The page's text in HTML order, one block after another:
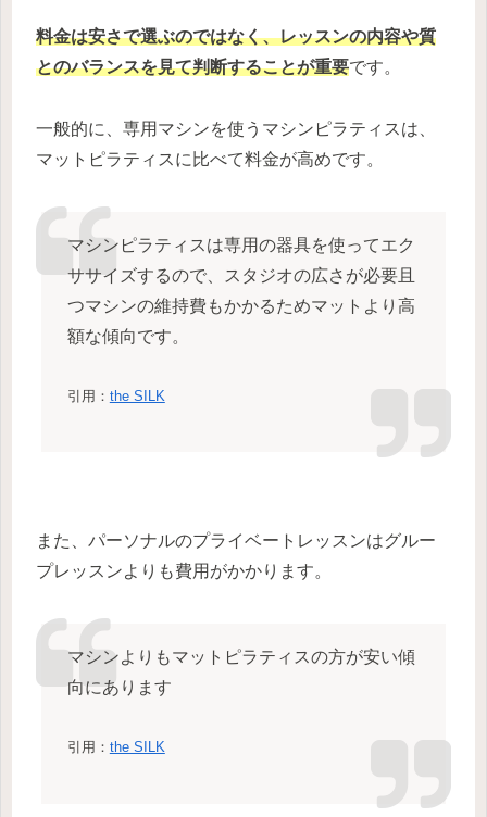
料金は安さで選ぶのではなく、レッスンの内容や質
とのバランスを見て判断することが重要です。
一般的に、専用マシンを使うマシンピラティスは、
マットピラティスに比べて料金が高めです。
マシンピラティスは専用の器具を使ってエク
ササイズするので、スタジオの広さが必要且
つマシンの維持費もかかるためマットより高
額な傾向です。
引用： the SILK
また、パーソナルのプライベートレッスンはグルー
プレッスンよりも費用がかかります。
マシンよりもマットピラティスの方が安い傾
向にあります
引用： the SILK